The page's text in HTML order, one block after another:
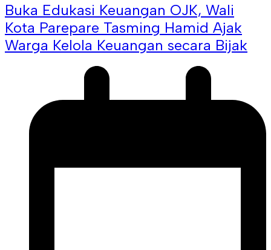
Buka Edukasi Keuangan OJK, Wali
Kota Parepare Tasming Hamid Ajak
Warga Kelola Keuangan secara Bijak